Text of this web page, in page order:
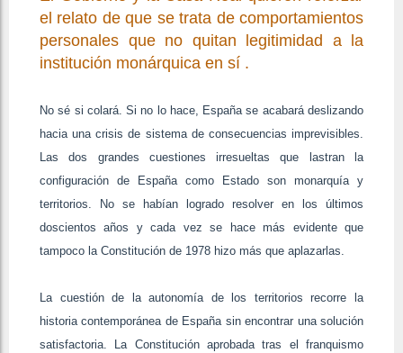
el relato de que se trata de comportamientos
personales que no quitan legitimidad a la
institución monárquica en sí .
No sé si colará. Si no lo hace, España se acabará deslizando
hacia una crisis de sistema de consecuencias imprevisibles.
Las dos grandes cuestiones irresueltas que lastran la
configuración de España como Estado son monarquía y
territorios. No se habían logrado resolver en los últimos
doscientos años y cada vez se hace más evidente que
tampoco la Constitución de 1978 hizo más que aplazarlas.
La cuestión de la autonomía de los territorios recorre la
historia contemporánea de España sin encontrar una solución
satisfactoria. La Constitución aprobada tras el franquismo